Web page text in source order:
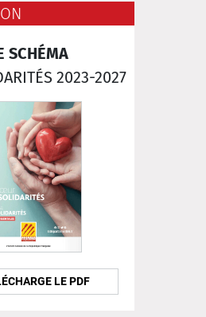
SCHÉMA
2023-2027
LE PDF